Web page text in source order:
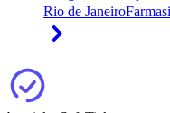
Rio de Janeiro